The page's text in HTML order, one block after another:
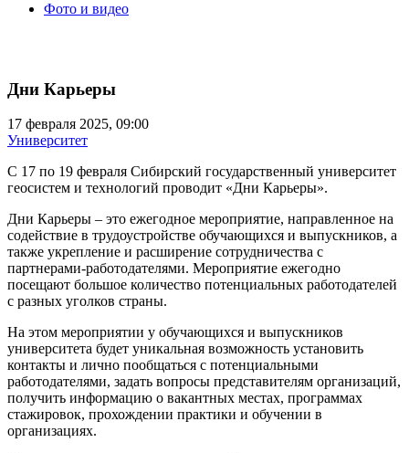
Фото и видео
Дни Карьеры
17 февраля 2025, 09:00
Университет
С 17 по 19 февраля Сибирский государственный университет
геосистем и технологий проводит «Дни Карьеры».
Дни Карьеры – это ежегодное мероприятие, направленное на
содействие в трудоустройстве обучающихся и выпускников, а
также укрепление и расширение сотрудничества с
партнерами-работодателями. Мероприятие ежегодно
посещают большое количество потенциальных работодателей
с разных уголков страны.
На этом мероприятии у обучающихся и выпускников
университета будет уникальная возможность установить
контакты и лично пообщаться с потенциальными
работодателями, задать вопросы представителям организаций,
получить информацию о вакантных местах, программах
стажировок, прохождении практики и обучении в
организациях.